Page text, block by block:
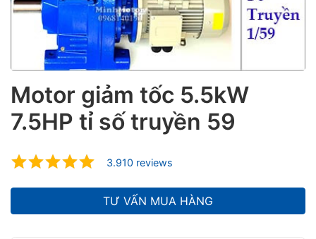
Motor giảm tốc 5.5kW
7.5HP tỉ số truyền 59
3.910 reviews
TƯ VẤN MUA HÀNG